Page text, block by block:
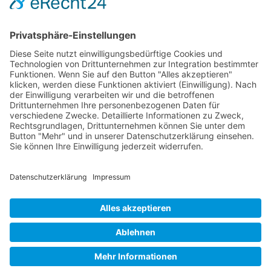
Kreditkarte Classic bezahlen nach wie […]
Impressum
Datenschutz
Kooperation
Werbung
Presse- und Öffentlichkeitsarbeit
Aktuelles
Themenwelt
Geprüfter Franchisegeber
© 2023 Franchisevergleich.eu